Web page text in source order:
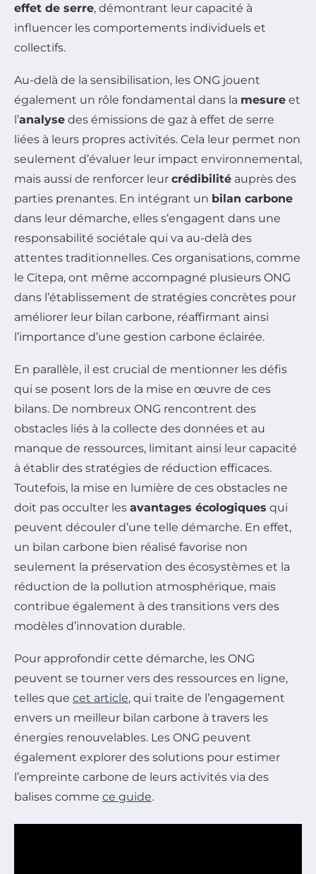
effet de serre, démontrant leur capacité à
influencer les comportements individuels et
collectifs.
Au-delà de la sensibilisation, les ONG jouent
également un rôle fondamental dans la mesure et
l’analyse des émissions de gaz à effet de serre
liées à leurs propres activités. Cela leur permet non
seulement d’évaluer leur impact environnemental,
mais aussi de renforcer leur crédibilité auprès des
parties prenantes. En intégrant un bilan carbone
dans leur démarche, elles s’engagent dans une
responsabilité sociétale qui va au-delà des
attentes traditionnelles. Ces organisations, comme
le Citepa, ont même accompagné plusieurs ONG
dans l’établissement de stratégies concrètes pour
améliorer leur bilan carbone, réaffirmant ainsi
l’importance d’une gestion carbone éclairée.
En parallèle, il est crucial de mentionner les défis
qui se posent lors de la mise en œuvre de ces
bilans. De nombreux ONG rencontrent des
obstacles liés à la collecte des données et au
manque de ressources, limitant ainsi leur capacité
à établir des stratégies de réduction efficaces.
Toutefois, la mise en lumière de ces obstacles ne
doit pas occulter les avantages écologiques qui
peuvent découler d’une telle démarche. En effet,
un bilan carbone bien réalisé favorise non
seulement la préservation des écosystèmes et la
réduction de la pollution atmosphérique, mais
contribue également à des transitions vers des
modèles d’innovation durable.
Pour approfondir cette démarche, les ONG
peuvent se tourner vers des ressources en ligne,
telles que cet article, qui traite de l’engagement
envers un meilleur bilan carbone à travers les
énergies renouvelables. Les ONG peuvent
également explorer des solutions pour estimer
l’empreinte carbone de leurs activités via des
balises comme ce guide.